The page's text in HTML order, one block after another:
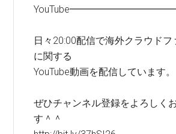
日々20:00配信で海外クラウド
に関する
YouTube動画を配信しています。
ぜひチャンネル登録をよろしく
す＾＾